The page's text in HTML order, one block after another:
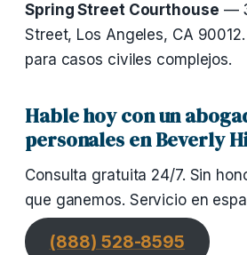
Spring Street Courthouse —
Street, Los Angeles, CA
para casos civiles complejos.
Hable hoy con un
personales en Beverly
Consulta gratuita 24/7. Sin
que ganemos. Servicio en
(888) 528-8595